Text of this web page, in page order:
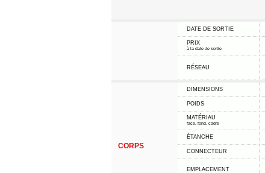
DATE DE SORTIE
PRIX
à la date de sortie
RÉSEAU
CORPS
DIMENSIONS
POIDS
MATÉRIAU
face, fond, cadre
ÉTANCHE
CONNECTEUR
EMPLACEMENT